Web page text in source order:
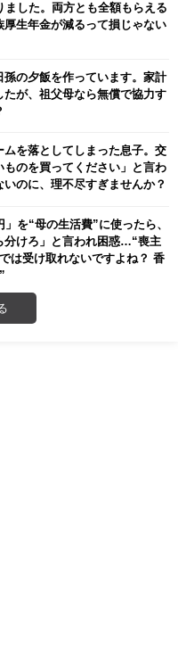
ました。両方とも全額もらえる
厚生年金が減るって損じゃない
孫の夕飯を作っています。家計
たが、祖父母なら無償で協力す
ムを落としてしまった息子。交
ものを買ってください」と言わ
のに、理不尽すぎませんか？
を“母の生活費”に使ったら、
分けろ」と言われ困惑…“喪主
は受け取れないですよね？ 香